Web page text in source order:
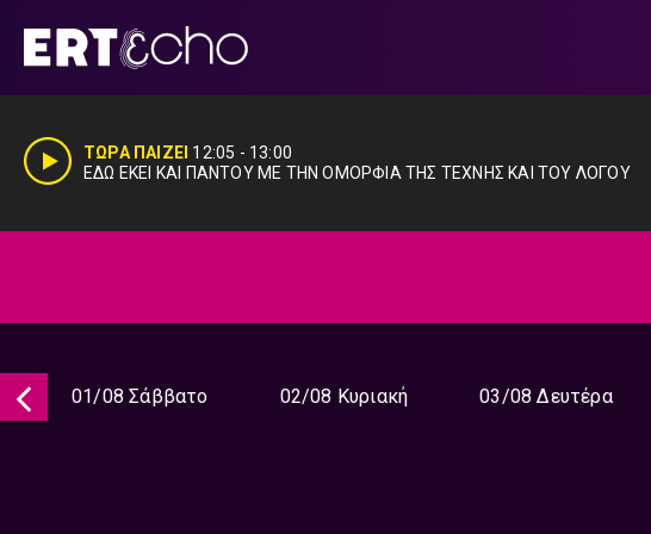
περιεχόμενο
ΤΩΡΑ ΠΑΙΖΕΙ 12:05 - 13:00
ΕΔΩ ΕΚΕΙ ΚΑΙ ΠΑΝΤΟΥ ΜΕ ΤΗΝ ΟΜΟΡΦΙΑ ΤΗΣ ΤΕΧΝΗΣ ΚΑΙ ΤΟΥ ΛΟΓΟΥ
01/08 Σάββατο 02/08 Κυριακή 03/08 Δευτέρα